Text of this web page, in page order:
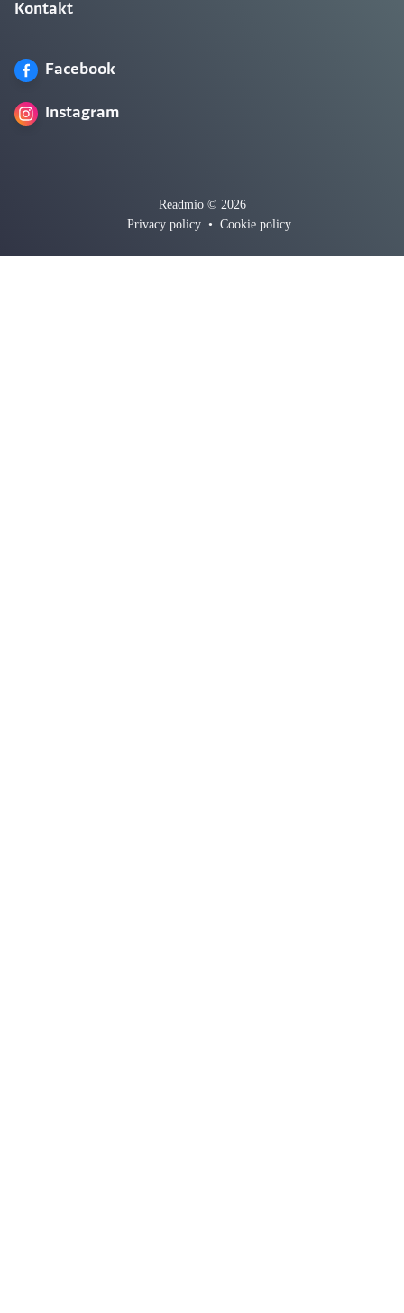
Kontakt
Facebook
Instagram
Readmio © 2026
Privacy policy • Cookie policy